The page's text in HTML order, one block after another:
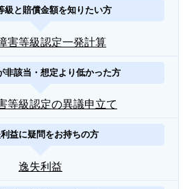
級と賠償金額を知りたい方
害等級認定一発計算
非該当・想定より低かった方
等級認定の異議申立て
益に疑問をお持ちの方
逸失利益